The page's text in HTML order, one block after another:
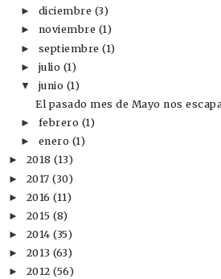
► diciembre (3)
► noviembre (1)
► septiembre(1)
► julio (1)
▼ junio (1)
El pasado mes de Mayo nos
► febrero (1)
► enero (1)
► 2018 (13)
► 2017 (30)
► 2016 (11)
► 2015 (8)
► 2014 (35)
► 2013 (63)
► 2012 (56)